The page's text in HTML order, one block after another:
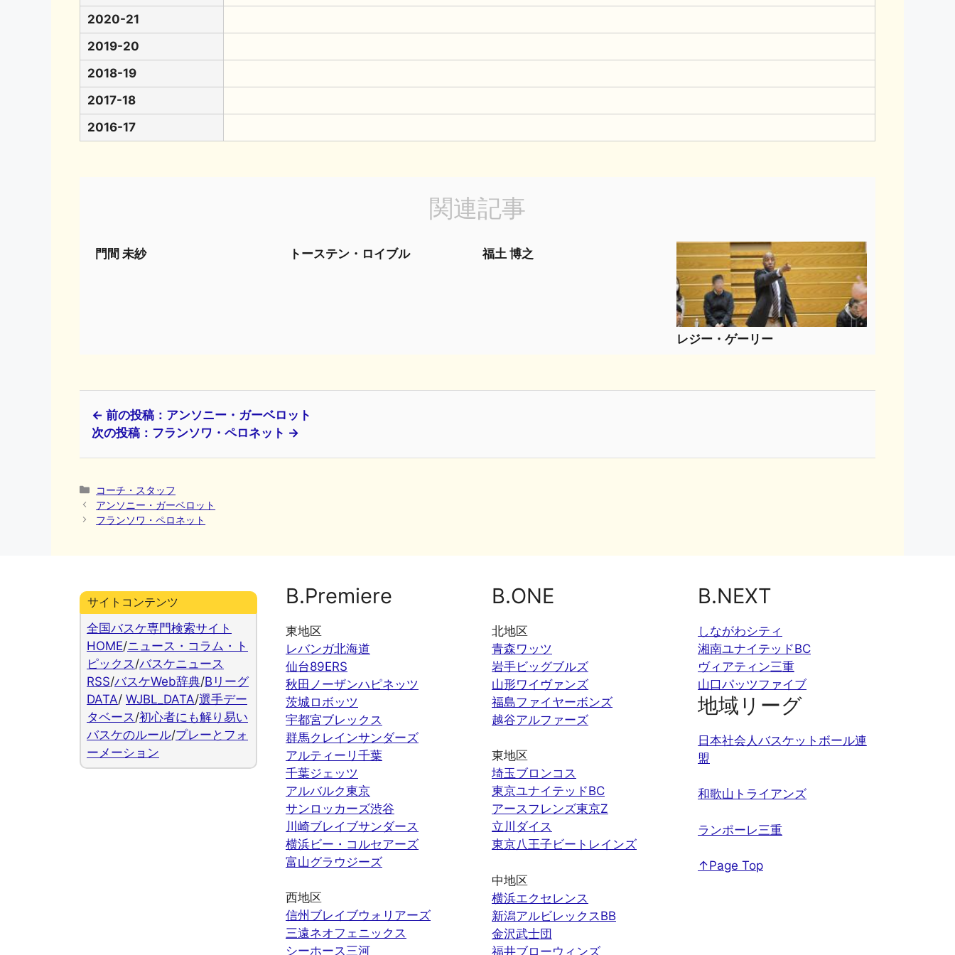
2020-21
2019-20
2018-19
2017-18
2016-17
関連記事
門間 未紗 トーステン・ロイブル 福土 博之
レジー・ゲーリー
← 前の投稿：アンソニー・ガーベロット
次の投稿：フランソワ・ペロネット →
カ
テ
ゴ
コーチ・スタッフ
アンソニー・ガーベロット
フランソワ・ペロネット
サイトコンテンツ
全国バスケ専門検索サイト
HOME/ニュース・コラム・ト
ピックス /バスケニュース
RSS/バスケWeb辞典/Bリーグ
DATA/ WJBL_DATA/選手デー
タベース /初心者にも解り易い
バスケのルール/プレーとフォ
ーメーション
B.Premiere
東地区
レバンガ北海道
仙台89ERS
秋田ノーザンハピネッツ
茨城ロボッツ
宇都宮ブレックス
群馬クレインサンダーズ
アルティーリ千葉
千葉ジェッツ
アルバルク東京
サンロッカーズ渋谷
川崎ブレイブサンダース
横浜ビー・コルセアーズ
富山グラウジーズ
西地区
信州ブレイブウォリアーズ
三遠ネオフェニックス
シーホース三河
B.ONE
北地区
青森ワッツ
岩手ビッグブルズ
山形ワイヴァンズ
福島ファイヤーボンズ
越谷アルファーズ
東地区
埼玉ブロンコス
東京ユナイテッドBC
アースフレンズ東京Z
立川ダイス
東京八王子ビートレインズ
中地区
横浜エクセレンス
新潟アルビレックスBB
金沢武士団
福井ブローウィンズ
B.NEXT
しながわシティ
湘南ユナイテッドBC
ヴィアティン三重
山口パッツファイブ
地域リーグ
日本社会人バスケットボール連
盟
和歌山トライアンズ
ランポーレ三重
↑Page Top